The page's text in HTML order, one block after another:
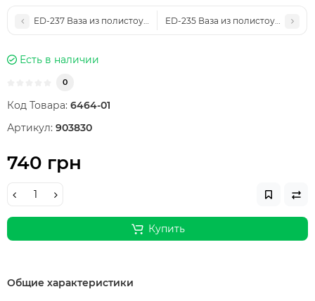
ED-237 Ваза из полистоуна "Лягушки"ED-235 Ваза из полистоуна
Есть в наличии
0
Код Товара: 6464-01
Артикул: 903830
740 грн
Купить
Общие характеристики